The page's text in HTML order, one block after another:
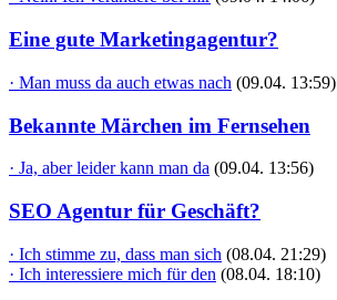
Eine gute Marketingagentur?
· Man muss da auch etwas nach (09.04. 13:59)
Bekannte Märchen im Fernsehen
· Ja, aber leider kann man da (09.04. 13:56)
SEO Agentur für Geschäft?
· Ich stimme zu, dass man sich (08.04. 21:29)
· Ich interessiere mich für den (08.04. 18:10)